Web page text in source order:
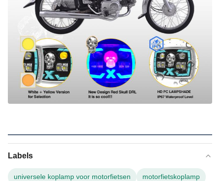
Labels
universele koplamp voor motorfietsen motorfietskoplamp